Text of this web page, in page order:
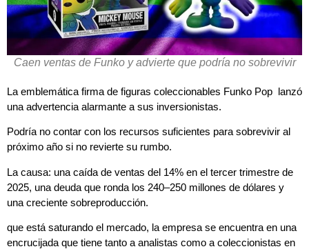
Caen ventas de Funko y advierte que podría no sobrevivir
La emblemática firma de figuras coleccionables Funko Pop lanzó
una advertencia alarmante a sus inversionistas.
Podría no contar con los recursos suficientes para sobrevivir al
próximo año si no revierte su rumbo.
La causa: una caída de ventas del 14% en el tercer trimestre de
2025, una deuda que ronda los 240–250 millones de dólares y
una creciente sobreproducción.
que está saturando el mercado, la empresa se encuentra en una
encrucijada que tiene tanto a analistas como a coleccionistas en